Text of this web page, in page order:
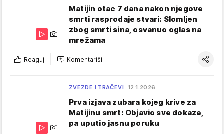
Matijin otac 7 dana nakon njegove
smrti rasprodaje stvari: Slomljen
zbog smrti sina, osvanuo oglas na
mrežama
Reaguj Komentariši
ZVEZDE I TRAČEVI 12.1.2026.
Prva izjava zubara kojeg krive za
Matijinu smrt: Objavio sve dokaze,
pa uputio jasnu poruku